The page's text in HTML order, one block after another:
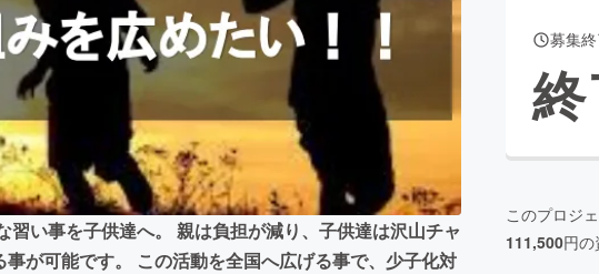
CAMPFIRE for Social Good CAMPFIRE Creation
CAMPFIREふるさと納税
machi-ya
い事を子供達へ。 親は負担が減り、子供達は沢山チャ
が可能です。 この活動を全国へ広げる事で、少子化対
募集
終
このプロジェ
111,500円の